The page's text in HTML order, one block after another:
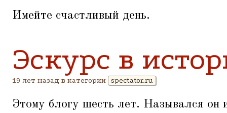
Имейте счастливый день.
Эскурс в
19 лет назад в категории spectator.ru
Этому блогу шесть лет. Назывался он